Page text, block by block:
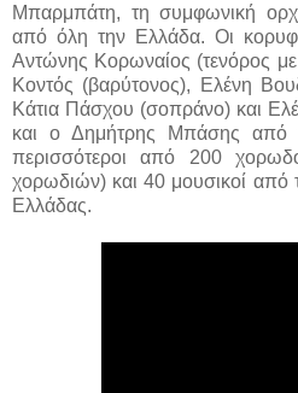
Μπαρμπάτη, τη συμφωνική
από όλη την Ελλάδα. Οι
Αντώνης Κορωναίος (τενόρος με
Κοντός (βαρύτονος), Ελένη
Κάτια Πάσχου (σοπράνο) και
και ο Δημήτρης Μπάσης από
περισσότεροι από 200
χορωδιών) και 40 μουσικοί από
Ελλάδας.